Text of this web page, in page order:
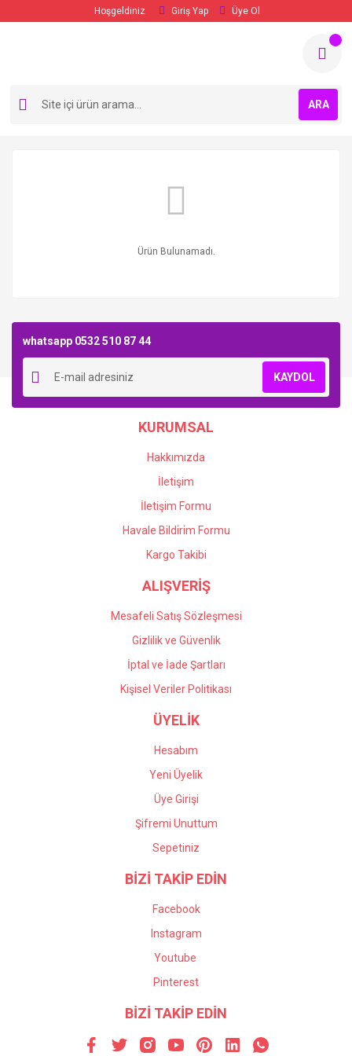
Hoşgeldiniz Giriş Yap Üye Ol
ARA
Ürün Bulunamadı.
whatsapp 0532 510 87 44
KAYDOL
KURUMSAL
Hakkımızda
İletişim
İletişim Formu
Havale Bildirim Formu
Kargo Takibi
ALIŞVERİŞ
Mesafeli Satış Sözleşmesi
Gizlilik ve Güvenlik
İptal ve İade Şartları
Kişisel Veriler Politikası
ÜYELİK
Hesabım
Yeni Üyelik
Üye Girişi
Şifremi Unuttum
Sepetiniz
BİZİ TAKİP EDİN
Facebook
Instagram
Youtube
Pinterest
BİZİ TAKİP EDİN